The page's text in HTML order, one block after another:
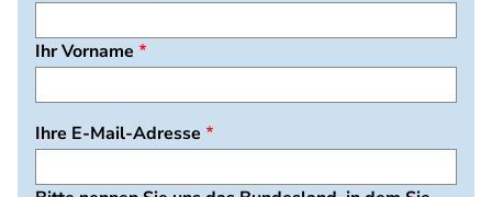
Ihr Vorname
Ihre E-Mail-Adresse